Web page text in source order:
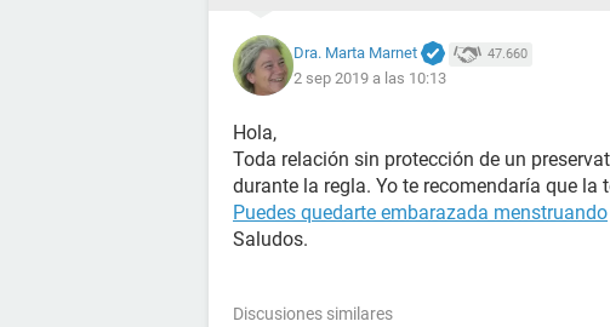
Dra. Marta Marnet 47.660
2 sep 2019 a las 10:13
Hola,
Toda relación sin protección de un
durante la regla. Yo te recomendaría que la
Puedes quedarte embarazada menstruando
Saludos.
Discusiones similares